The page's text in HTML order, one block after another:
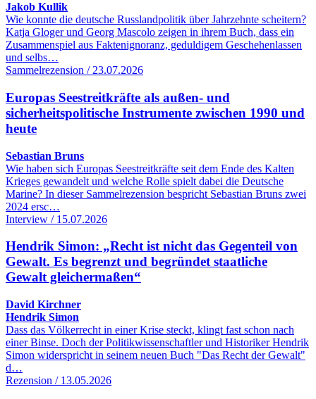
Jakob Kullik
Wie konnte die deutsche Russlandpolitik über Jahrzehnte scheitern?
Katja Gloger und Georg Mascolo zeigen in ihrem Buch, dass ein
Zusammenspiel aus Faktenignoranz, geduldigem Geschehenlassen
und selbs…
Sammelrezension / 23.07.2026
Europas Seestreitkräfte als außen- und
sicherheitspolitische Instrumente zwischen 1990 und
heute
Sebastian Bruns
Wie haben sich Europas Seestreitkräfte seit dem Ende des Kalten
Krieges gewandelt und welche Rolle spielt dabei die Deutsche
Marine? In dieser Sammelrezension bespricht Sebastian Bruns zwei
2024 ersc…
Interview / 15.07.2026
Hendrik Simon: „Recht ist nicht das Gegenteil von
Gewalt. Es begrenzt und begründet staatliche
Gewalt gleichermaßen“
David Kirchner
Hendrik Simon
Dass das Völkerrecht in einer Krise steckt, klingt fast schon nach
einer Binse. Doch der Politikwissenschaftler und Historiker Hendrik
Simon widerspricht in seinem neuen Buch "Das Recht der Gewalt"
d…
Rezension / 13.05.2026